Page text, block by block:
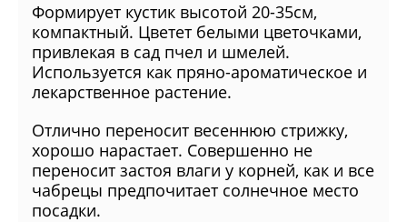
Формирует кустик высотой 20-35см,
компактный. Цветет белыми цветочками,
привлекая в сад пчел и шмелей.
Используется как пряно-ароматическое и
лекарственное растение.
Отлично переносит весеннюю стрижку,
хорошо нарастает. Совершенно не
переносит застоя влаги у корней, как и все
чабрецы предпочитает солнечное место
посадки.